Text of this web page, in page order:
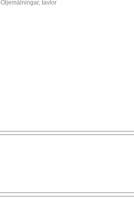
Oljemålningar, tavlor